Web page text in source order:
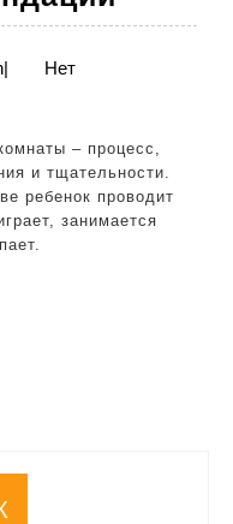
admin
|
Нет
и тщательности.
ребенок проводит
занимается